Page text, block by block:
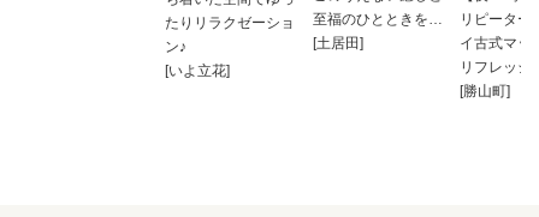
たりリラクゼーショ
ン♪
[いよ立花]
至福のひとときを…
[土居田]
リピーター
イ古式マッ
リフレッ
[勝山町]